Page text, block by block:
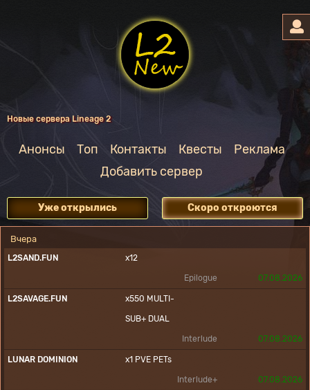
Новые сервера Lineage 2
Анонсы Топ Контакты Квесты
Реклама
Добавить сервер
Уже открылись Скоро откроются
Вчера
L2SAND.FUN x12
Epilogue 07.08.2026
L2SAVAGE.FUN x550 MULTI-
SUB+ DUAL
Interlude 07.08.2026
LUNAR DOMINION x1 PVE PETs
Interlude+ 07.08.2026